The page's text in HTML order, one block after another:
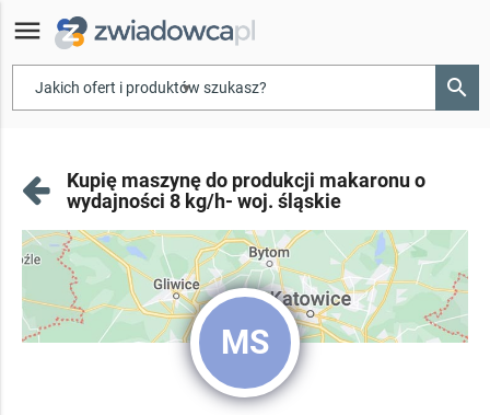
menu
▾ search
Kupię maszynę do produkcji makaronu o
wydajności 8 kg/h- woj. śląskie
MS